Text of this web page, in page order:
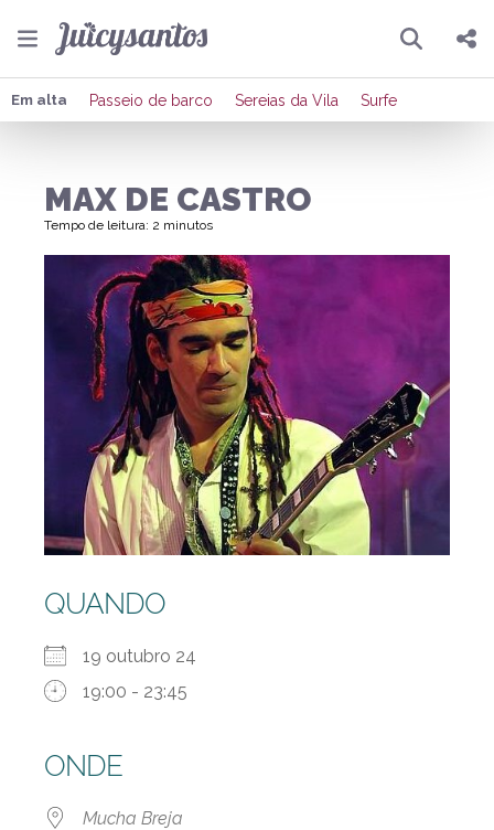
Pesquisar
Compartilhar
Publicar no Facebook
Em alta Passeio de barco Sereias da Vila Surfe
MAX DE CASTRO
Tempo de leitura: 2 minutos
QUANDO
19 outubro 24
19:00 - 23:45
ONDE
Mucha Breja